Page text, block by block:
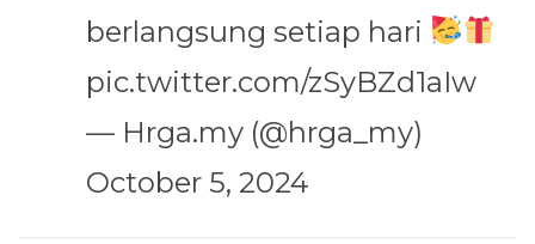
berlangsung setiap hari
pic.twitter.com/zSyBZd1aIw
— Hrga.my (@hrga_my)
October 5, 2024